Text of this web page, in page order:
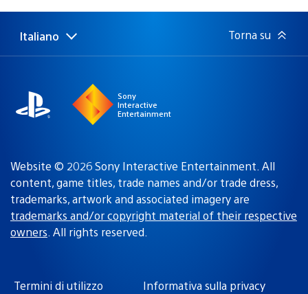
pubblicazione:
Seleziona
una
Regione
attuale:
Italiano Torna su
Sony
Interactive
Entertainment
Website © 2026 Sony Interactive Entertainment. All
content, game titles, trade names and/or trade dress,
trademarks, artwork and associated imagery are
trademarks and/or copyright material of their respective
owners. All rights reserved.
Termini di utilizzo Informativa sulla privacy